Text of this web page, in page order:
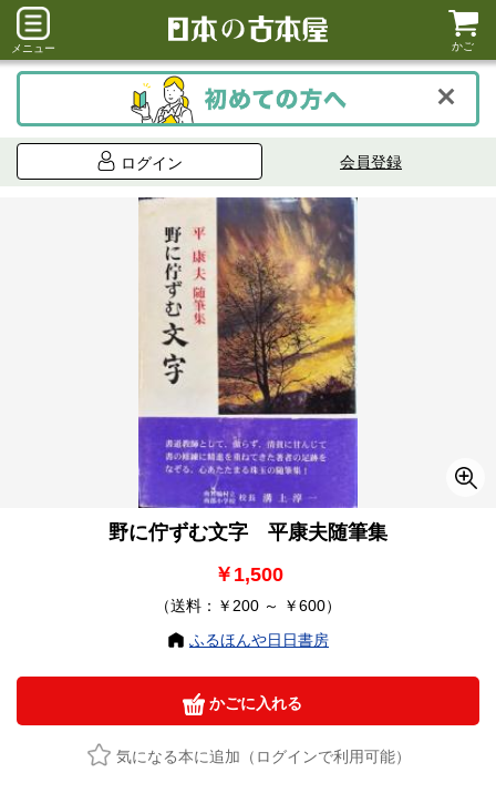
メニュー かご
ログイン 会員登録
野に佇ずむ文字 平康夫随筆集
￥1,500
（送料：￥200 ～ ￥600）
ふるほんや日日書房
かごに入れる
気になる本に追加（ログインで利用可能）